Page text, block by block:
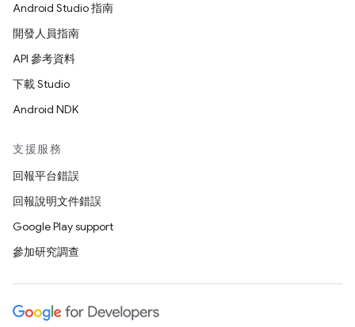
Android Studio 指南
開發人員指南
API 參考資料
下載 Studio
Android NDK
支援服務
回報平台錯誤
回報說明文件錯誤
Google Play support
參加研究調查